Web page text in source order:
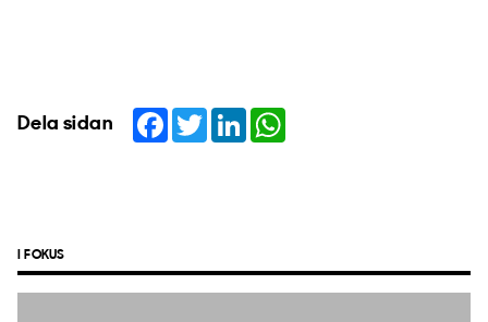
Dela sidan Facebook
TwitterLinkedIn
I FOKUS